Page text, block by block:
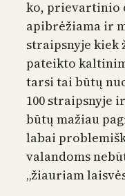
ko, prievartinio
apibrėžiama ir
straipsnyje kiek
pateikto
tarsi tai būtų
100 straipsnyje
būtų mažiau
labai
valandoms
„žiauriam